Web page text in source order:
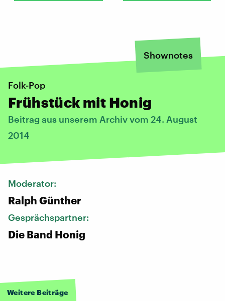
Shownotes
Folk-Pop
Frühstück mit Honig
Beitrag aus unserem Archiv vom 24. August
2014
Moderator:
Ralph Günther
Gesprächspartner:
Die Band Honig
Weitere Beiträge